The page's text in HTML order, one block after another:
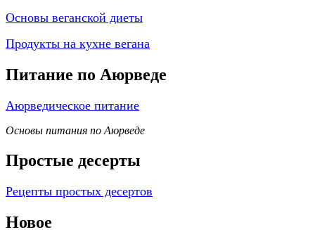
Основы веганской диеты
Продукты на кухне вегана
Питание по Аюрведе
Аюрведическое питание
Основы питания по Аюрведе
Простые десерты
Рецепты простых десертов
Новое